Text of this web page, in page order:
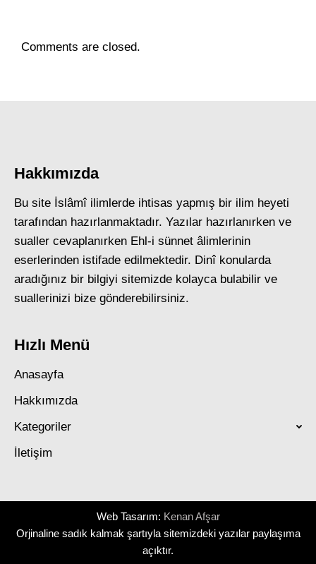
Comments are closed.
Hakkımızda
Bu site İslâmî ilimlerde ihtisas yapmış bir ilim heyeti
tarafından hazırlanmaktadır. Yazılar hazırlanırken ve
sualler cevaplanırken Ehl-i sünnet âlimlerinin
eserlerinden istifade edilmektedir. Dinî konularda
aradığınız bir bilgiyi sitemizde kolayca bulabilir ve
suallerinizi bize gönderebilirsiniz.
Hızlı Menü
Anasayfa
Hakkımızda
Kategoriler
İletişim
Web Tasarım: Kenan Afşar
Orjinaline sadık kalmak şartıyla sitemizdeki yazılar paylaşıma
açıktır.